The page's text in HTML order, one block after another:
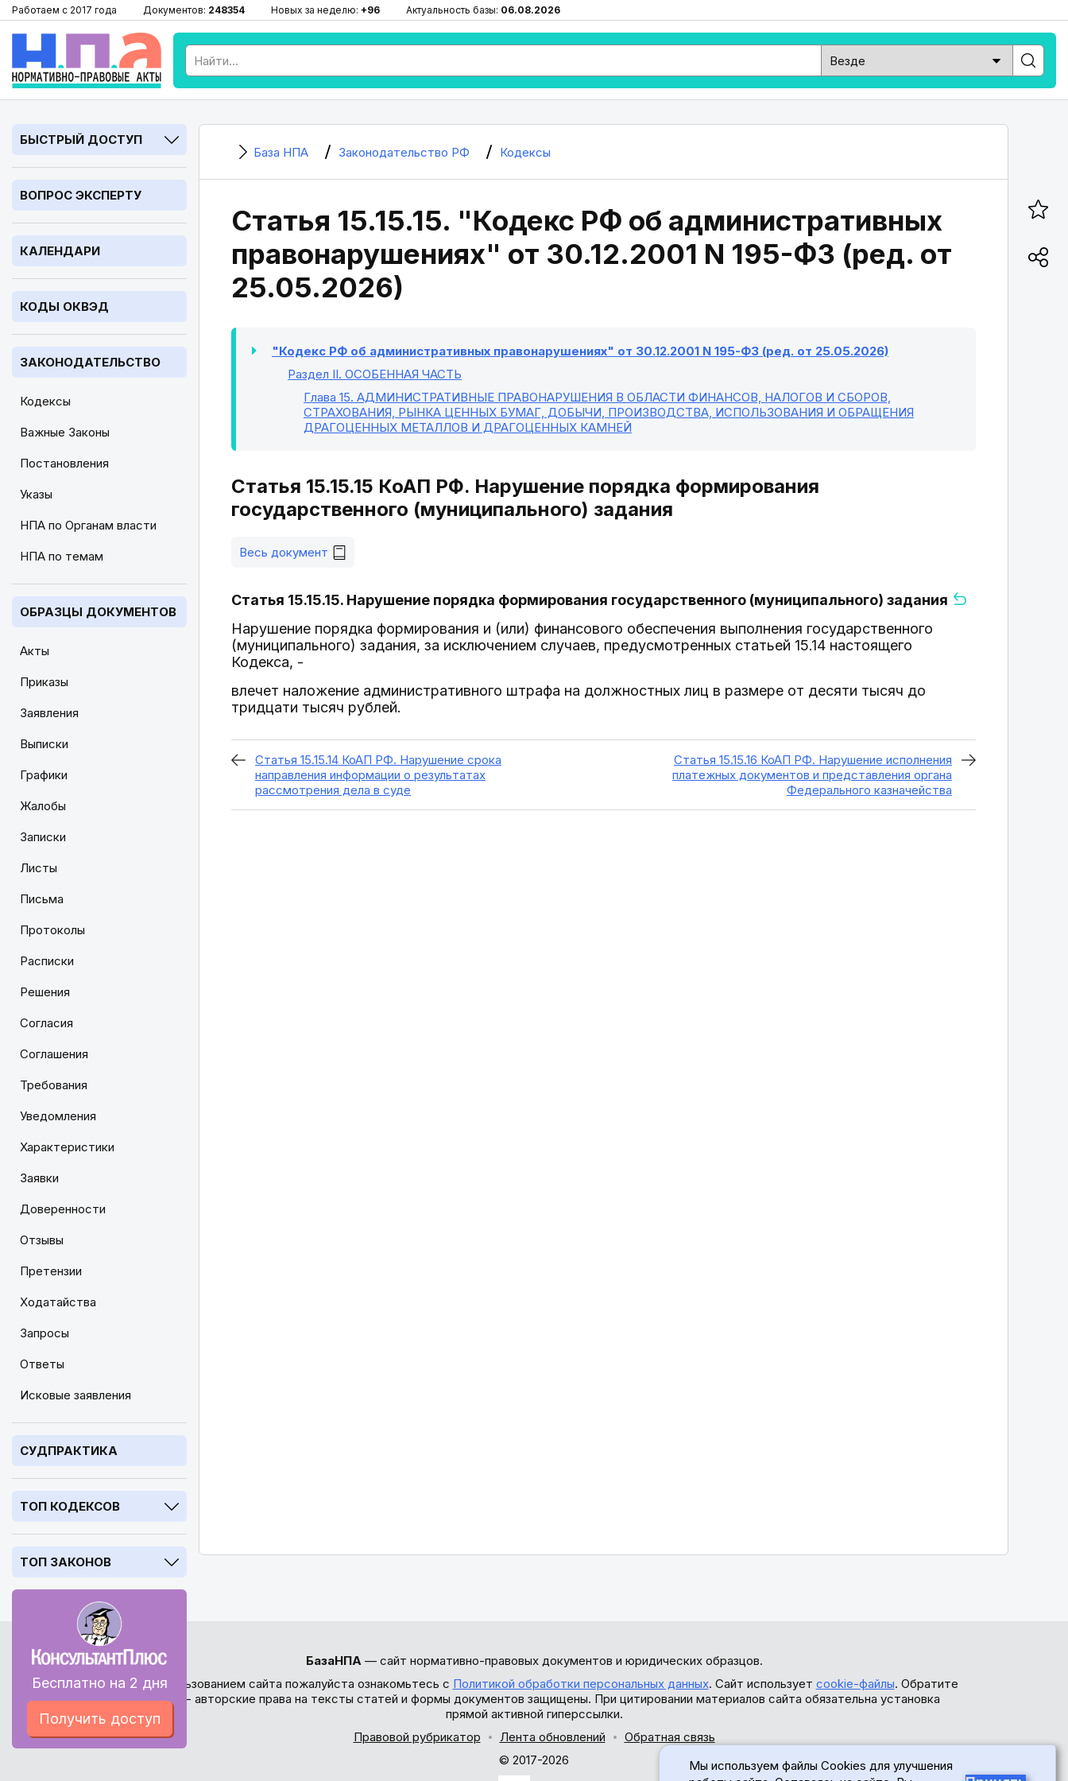
Работаем с 2017 года Документов: 248354 Новых за неделю: +96 Актуальность базы: 06.08.2026
БЫСТРЫЙ ДОСТУП
ВОПРОС ЭКСПЕРТУ
КАЛЕНДАРИ
КОДЫ ОКВЭД
ЗАКОНОДАТЕЛЬСТВО
Кодексы
Важные Законы
Постановления
Указы
НПА по Органам власти
НПА по темам
ОБРАЗЦЫ ДОКУМЕНТОВ
Акты
Приказы
Заявления
Выписки
Графики
Жалобы
Записки
Листы
Письма
Протоколы
Расписки
Решения
Согласия
Соглашения
Требования
Уведомления
Характеристики
Заявки
Доверенности
Отзывы
Претензии
Ходатайства
Запросы
Ответы
Исковые заявления
СУДПРАКТИКА
ТОП КОДЕКСОВ
ТОП ЗАКОНОВ
Бесплатно на 2 дня
Получить доступ
База НПА Законодательство РФ Кодексы
Статья 15.15.15. "Кодекс РФ об административных
правонарушениях" от 30.12.2001 N 195-ФЗ (ред. от
25.05.2026)
"Кодекс РФ об административных правонарушениях" от 30.12.2001 N 195-ФЗ (ред. от 25.05.2026)
Раздел II. ОСОБЕННАЯ ЧАСТЬ
Глава 15. АДМИНИСТРАТИВНЫЕ ПРАВОНАРУШЕНИЯ В ОБЛАСТИ ФИНАНСОВ, НАЛОГОВ И СБОРОВ,
СТРАХОВАНИЯ, РЫНКА ЦЕННЫХ БУМАГ, ДОБЫЧИ, ПРОИЗВОДСТВА, ИСПОЛЬЗОВАНИЯ И ОБРАЩЕНИЯ
ДРАГОЦЕННЫХ МЕТАЛЛОВ И ДРАГОЦЕННЫХ КАМНЕЙ
Статья 15.15.15 КоАП РФ. Нарушение порядка формирования
государственного (муниципального) задания
Весь документ
Статья 15.15.15. Нарушение порядка формирования государственного (муниципального) задания
Нарушение порядка формирования и (или) финансового обеспечения выполнения государственного
(муниципального) задания, за исключением случаев, предусмотренных статьей 15.14 настоящего
Кодекса, -
влечет наложение административного штрафа на должностных лиц в размере от десяти тысяч до
тридцати тысяч рублей.
Статья 15.15.14 КоАП РФ. Нарушение срока
направления информации о результатах
рассмотрения дела в суде
Статья 15.15.16 КоАП РФ. Нарушение исполнения
платежных документов и представления органа
Федерального казначейства
БазаНПА— сайт нормативно-правовых документов и юридических образцов.
Перед использованием сайта пожалуйста ознакомьтесь с Политикой обработки персональных данных. Сайт использует cookie-файлы. Обратите
внимание - авторские права на тексты статей и формы документов защищены. При цитировании материалов сайта обязательна установка
прямой активной гиперссылки.
Правовой рубрикатор
Лента обновлений
Обратная связь
© 2017-2026
Мы используем файлы Cookies для улучшения